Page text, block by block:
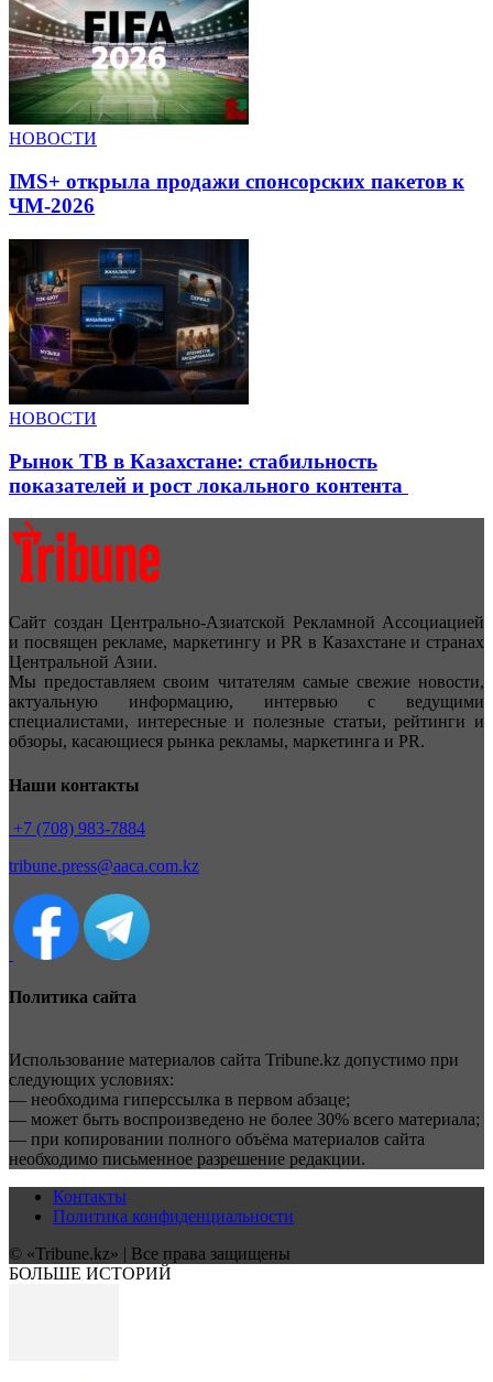
НОВОСТИ
IMS+ открыла продажи спонсорских пакетов к
ЧМ-2026
НОВОСТИ
Рынок ТВ в Казахстане: стабильность
показателей и рост локального контента
Сайт создан Центрально-Азиатской Рекламной Ассоциацией
и посвящен рекламе, маркетингу и PR в Казахстане и странах
Центральной Азии.
Мы предоставляем своим читателям самые свежие новости,
актуальную информацию, интервью с ведущими
специалистами, интересные и полезные статьи, рейтинги и
обзоры, касающиеся рынка рекламы, маркетинга и PR.
Наши контакты
+7 (708) 983-7884
tribune.press@aaca.com.kz
Политика сайта
Использование материалов сайта Tribune.kz допустимо при
следующих условиях:
— необходима гиперссылка в первом абзаце;
— может быть воспроизведено не более 30% всего материала;
— при копировании полного объёма материалов сайта
необходимо письменное разрешение редакции.
Контакты
Политика конфиденциальности
© «Tribune.kz» | Все права защищены
БОЛЬШЕ ИСТОРИЙ